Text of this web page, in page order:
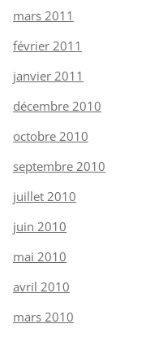
mars 2011
février 2011
janvier 2011
décembre 2010
octobre 2010
septembre 2010
juillet 2010
juin 2010
mai 2010
avril 2010
mars 2010